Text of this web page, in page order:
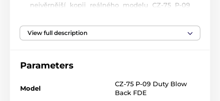
nejvěrnější kopii reálného modelu CZ-75 P-09
zbraně, stejně jako oboustranný zásobník 8+8
ran a pojistka pro zajištění zbraně. Jedna z mála
závitu v hlavni použít jak ocelové BB broky tak i
klasické diabolo, tudíž nedochází při střelbě
ocelovými kuličkami k poškození hlavně.
Taktické lišty 22mm pro upevnění taktické
View full description
Parameters
Model
CZ-75 P-09 Duty Blow
Back FDE